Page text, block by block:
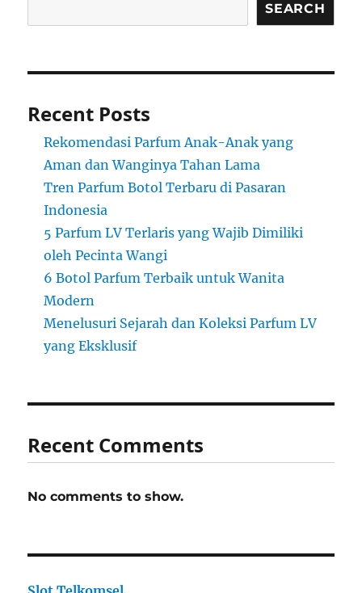
SEARCH
Recent Posts
Rekomendasi Parfum Anak-Anak yang
Aman dan Wanginya Tahan Lama
Tren Parfum Botol Terbaru di Pasaran
Indonesia
5 Parfum LV Terlaris yang Wajib Dimiliki
oleh Pecinta Wangi
6 Botol Parfum Terbaik untuk Wanita
Modern
Menelusuri Sejarah dan Koleksi Parfum LV
yang Eksklusif
Recent Comments
No comments to show.